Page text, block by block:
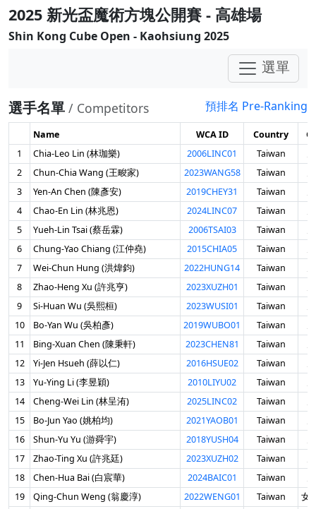
2025 新光盃魔術方塊公開賽 - 高雄場
Shin Kong Cube Open - Kaohsiung 2025
選單
選手名單 / Competitors 預排名 Pre-Ranking
Name WCA ID Country
1
Chia-Leo Lin (林珈樂) 2006LINC01 Taiwan
2
Chun-Chia Wang (王畯家) 2023WANG58 Taiwan
3
Yen-An Chen (陳彥安) 2019CHEY31 Taiwan
4
Chao-En Lin (林兆恩) 2024LINC07 Taiwan
5
Yueh-Lin Tsai (蔡岳霖) 2006TSAI03 Taiwan
6
Chung-Yao Chiang (江仲堯) 2015CHIA05 Taiwan
7
Wei-Chun Hung (洪煒鈞) 2022HUNG14 Taiwan
8
Zhao-Heng Xu (許兆亨) 2023XUZH01 Taiwan
9
Si-Huan Wu (吳熙桓) 2023WUSI01 Taiwan
10
Bo-Yan Wu (吳柏彥) 2019WUBO01 Taiwan
11
Bing-Xuan Chen (陳秉軒) 2023CHEN81 Taiwan
12
Yi-Jen Hsueh (薛以仁) 2016HSUE02 Taiwan
13
Yu-Ying Li (李昱穎) 2010LIYU02 Taiwan
14
Cheng-Wei Lin (林呈洧) 2025LINC02 Taiwan
15
Bo-Jun Yao (姚柏均) 2021YAOB01 Taiwan
16
Shun-Yu Yu (游舜宇) 2018YUSH04 Taiwan
17
Zhao-Ting Xu (許兆廷) 2023XUZH02 Taiwan
18
Chen-Hua Bai (白宸華) 2024BAIC01 Taiwan
19
Qing-Chun Weng (翁慶淳) 2022WENG01 Taiwan
女